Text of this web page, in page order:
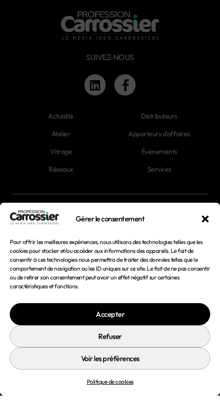
Gérer le consentement
Pour offrir les meilleures expériences, nous utilisons des technologies telles que les
cookies pour stocker et/ou accéder aux informations des appareils. Le fait de
consentir à ces technologies nous permettra de traiter des données telles que le
comportement de navigation ou les ID uniques sur ce site. Le fait de ne pas consentir
ou de retirer son consentement peut avoir un effet négatif sur certaines
caractéristiques et fonctions.
Accepter
Refuser
Voir les préférences
Politique de cookies
SUIVEZ-NOUS
Actualité
Atelier
Vitrage
Réseaux
Distributeurs
Apporteurs d'affaires
Évènements
Services
Mentions légales
Conditions générales d'utilisation
Politique de confidentialité
Politique de cookies
© 2026 Profession Carrossier - Tous droits réservés